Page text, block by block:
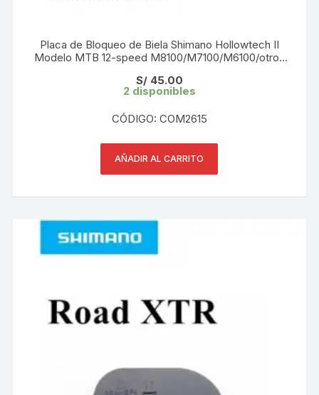
Placa de Bloqueo de Biela Shimano Hollowtech II
Modelo MTB 12-speed M8100/M7100/M6100/otros
S/45.00
2 disponibles
CÓDIGO: COM2615
AÑADIR AL CARRITO